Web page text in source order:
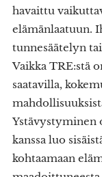
havaittu
elämänlaatuun.
tunnesäätelyn
Vaikka TRE:stä
saatavilla,
Ystävystyminen
kanssa luo
kohtaamaan